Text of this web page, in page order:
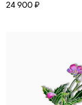
24 900 ₽